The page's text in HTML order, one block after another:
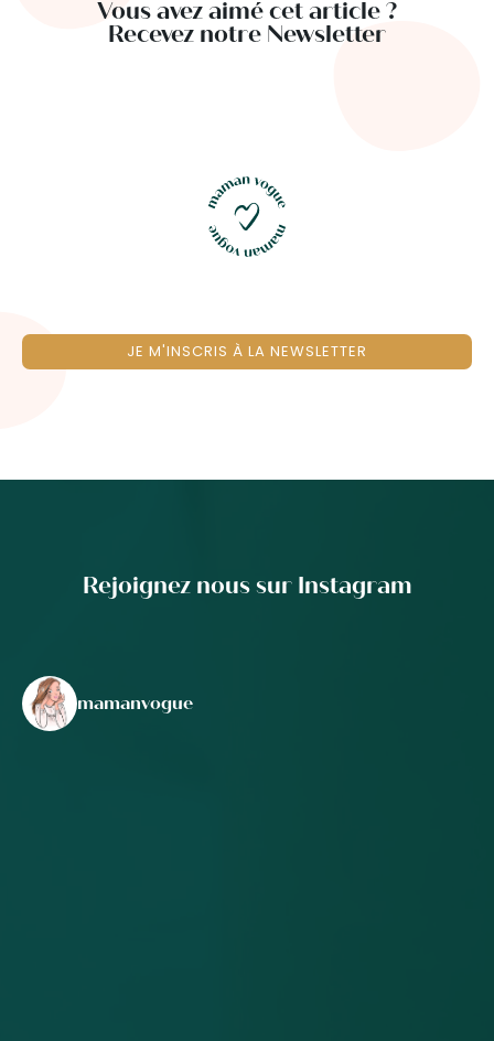
Vous avez aimé cet article ?
Recevez notre Newsletter
JE M'INSCRIS À LA NEWSLETTER
Rejoignez nous sur Instagram
mamanvogue